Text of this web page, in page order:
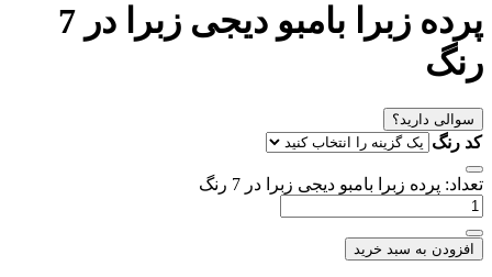
پرده زبرا بامبو دیجی زبرا در 7
سوالی دارید؟
کد رنگ
پرده زبرا بامبو دیجی زبرا در 7 رنگ
افزودن به سبد خرید